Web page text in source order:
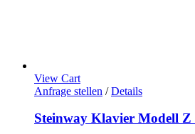
View Cart
Anfrage stellen / Details
Steinway Klavier Modell Z